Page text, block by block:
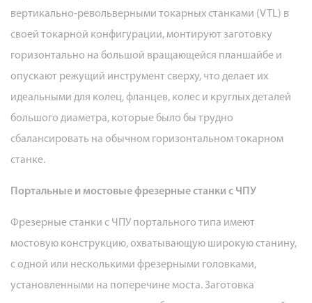
в
сложных
тяжелых
компонентах
6
Интеграция
с
и
4.0
7
Заключение
вертикально-револьверными токарных станками (VTL) в
своей токарной конфигурации, монтируют заготовку
горизонтально на большой вращающейся планшайбе и
опускают режущий инструмент сверху, что делает их
идеальными для колец, фланцев, колес и круглых деталей
большого диаметра, которые было бы трудно
сбалансировать на обычном горизонтальном токарном
станке.
Портальные и мостовые фрезерные станки с ЧПУ
Фрезерные станки с ЧПУ портального типа имеют
мостовую конструкцию, охватывающую широкую станину,
с одной или несколькими фрезерными головками,
установленными на поперечине моста. Заготовка